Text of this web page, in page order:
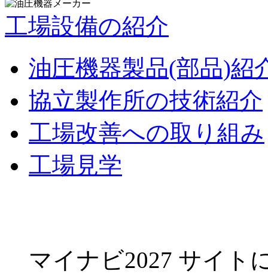
工場設備の紹介
油圧機器製品(部品)紹
協立製作所の技術紹介
工場改善への取り組み
工場見学
マイナビ2027 サイト